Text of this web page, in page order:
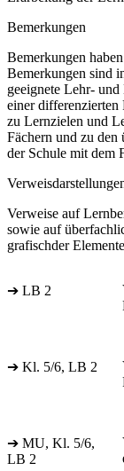
Bemerkungen
Bemerkungen
Bemerkungen sind
geeignete Lehr-
einer differenzierten
zu Lernzielen und
Fächern und zu
der Schule mit dem
Verweise auf
sowie auf
grafischder
➔ LB 2
➔ Kl. 5/6, LB 2
➔ MU, Kl. 5/6,
LB 2